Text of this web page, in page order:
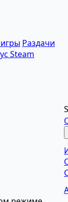
Раздачи
Steam